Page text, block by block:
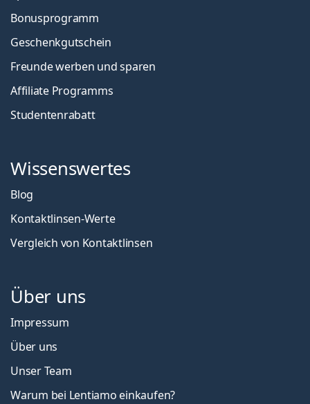
Bonusprogramm
Geschenkgutschein
Freunde werben und sparen
Affiliate Programms
Studentenrabatt
Wissenswertes
Blog
Kontaktlinsen-Werte
Vergleich von Kontaktlinsen
Über uns
Impressum
Über uns
Unser Team
Warum bei Lentiamo einkaufen?